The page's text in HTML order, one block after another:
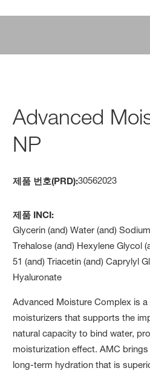
Advanced
NP
제품 번호(PRD):30562023
제품 INCI:
Glycerin (and) Water (and)
Trehalose (and) Hexylene Glycol
51 (and) Triacetin (and) Caprylyl
Hyaluronate
Advanced Moisture Complex is
moisturizers that supports the
natural capacity to bind water,
moisturization effect. AMC
long-term hydration that is